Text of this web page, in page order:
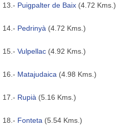
13.- Puigpalter de Baix (4.72 Kms.)
14.- Pedrinyà (4.72 Kms.)
15.- Vulpellac (4.92 Kms.)
16.- Matajudaica (4.98 Kms.)
17.- Rupià (5.16 Kms.)
18.- Fonteta (5.54 Kms.)